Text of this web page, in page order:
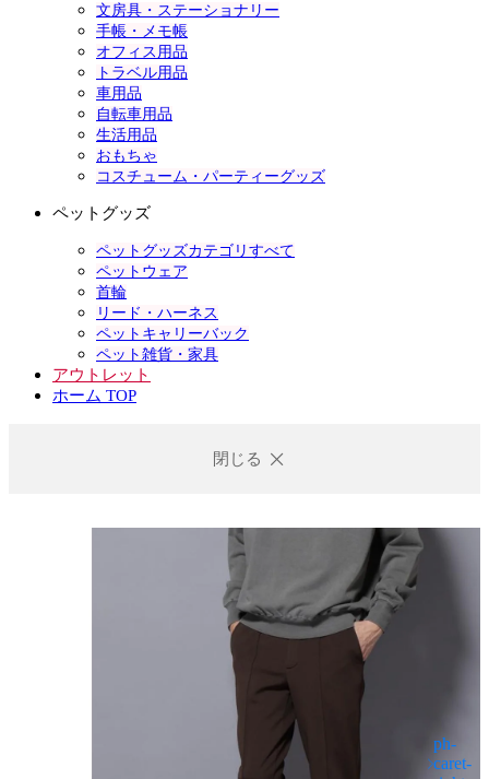
文房具・ステーショナリー
手帳・メモ帳
オフィス用品
トラベル用品
車用品
自転車用品
生活用品
おもちゃ
コスチューム・パーティーグッズ
ペットグッズ
ペットグッズカテゴリすべて
ペットウェア
首輪
リード・ハーネス
ペットキャリーバック
ペット雑貨・家具
アウトレット
ホーム TOP
閉じる